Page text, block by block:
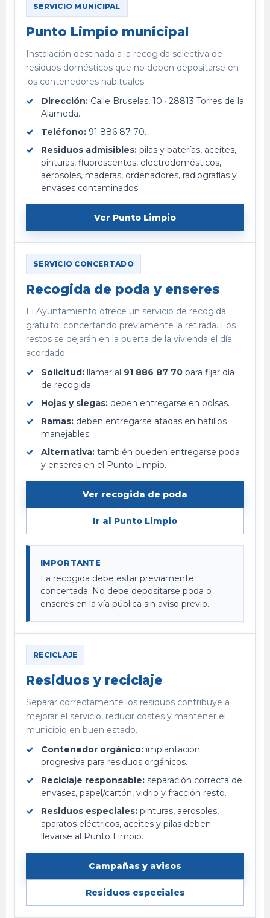
SERVICIO MUNICIPAL
Punto Limpio municipal
Instalación destinada a la recogida selectiva de
residuos domésticos que no deben depositarse en
los contenedores habituales.
Dirección: Calle Bruselas, 10 · 28813 Torres de la
Alameda.
Teléfono: 91 886 87 70.
Residuos admisibles: pilas y baterías, aceites,
pinturas, fluorescentes, electrodomésticos,
aerosoles, maderas, ordenadores, radiografías y
envases contaminados.
Ver Punto Limpio
SERVICIO CONCERTADO
Recogida de poda y enseres
El Ayuntamiento ofrece un servicio de recogida
gratuito, concertando previamente la retirada. Los
restos se dejarán en la puerta de la vivienda el día
acordado.
Solicitud: llamar al 91 886 87 70 para fijar día
de recogida.
Hojas y siegas: deben entregarse en bolsas.
Ramas: deben entregarse atadas en hatillos
manejables.
Alternativa: también pueden entregarse poda
y enseres en el Punto Limpio.
Ver recogida de poda
Ir al Punto Limpio
IMPORTANTE
La recogida debe estar previamente
concertada. No debe depositarse poda o
enseres en la vía pública sin aviso previo.
RECICLAJE
Residuos y reciclaje
Separar correctamente los residuos contribuye a
mejorar el servicio, reducir costes y mantener el
municipio en buen estado.
Contenedor orgánico: implantación
progresiva para residuos orgánicos.
Reciclaje responsable: separación correcta de
envases, papel/cartón, vidrio y fracción resto.
Residuos especiales: pinturas, aerosoles,
aparatos eléctricos, aceites y pilas deben
llevarse al Punto Limpio.
Campañas y avisos
Residuos especiales